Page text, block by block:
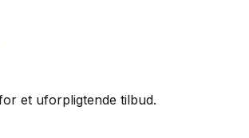
et uforpligtende tilbud.